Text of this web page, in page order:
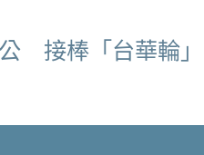
接棒「台華輪